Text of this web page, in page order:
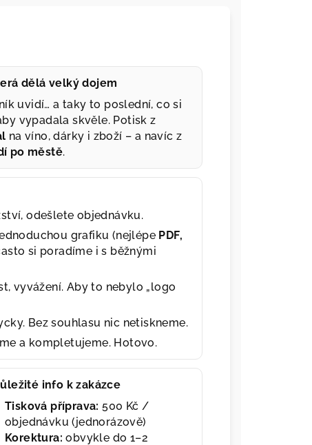
dělá velký dojem
uvidí… a taky to poslední, co si
vypadala skvěle. Potisk z
na víno, dárky i zboží – a navíc z
po městě.
odešlete objednávku.
grafiku (nejlépe PDF,
si poradíme i s běžnými
vyvážení. Aby to nebylo „logo
Bez souhlasu nic netiskneme.
a kompletujeme. Hotovo.
info k zakázce
Tisková příprava: 500 Kč /
objednávku (jednorázově)
Korektura: obvykle do 1–2